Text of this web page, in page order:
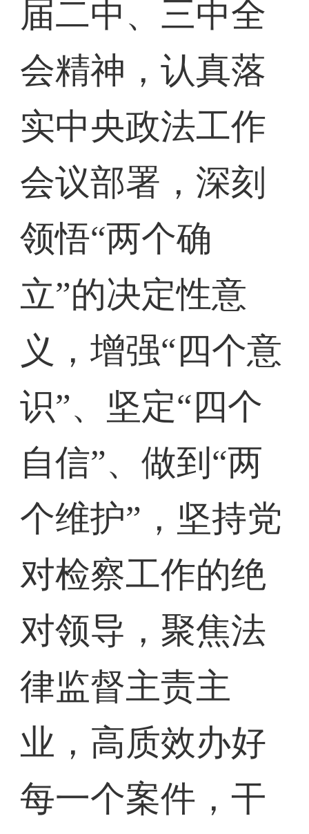
届二中、三中全
会精神，认真落
实中央政法工作
会议部署，深刻
领悟“两个确
立”的决定性意
义，增强“四个意
识”、坚定“四个
自信”、做到“两
个维护”，坚持党
对检察工作的绝
对领导，聚焦法
律监督主责主
业，高质效办好
每一个案件，干